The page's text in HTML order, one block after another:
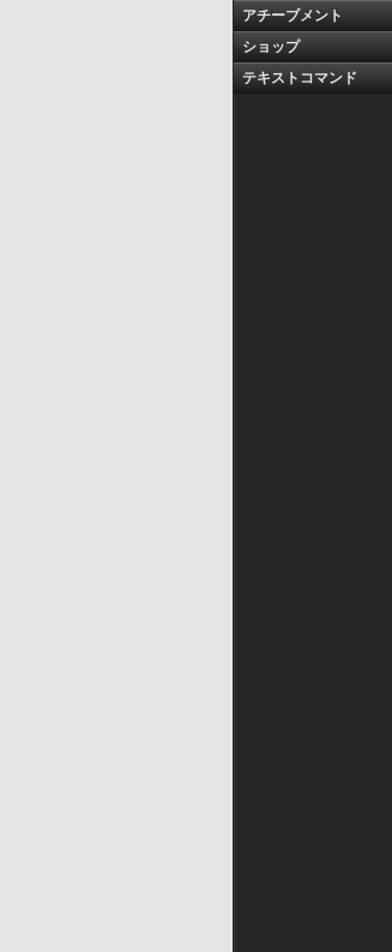
アチーブメント
ショップ
テキストコマンド